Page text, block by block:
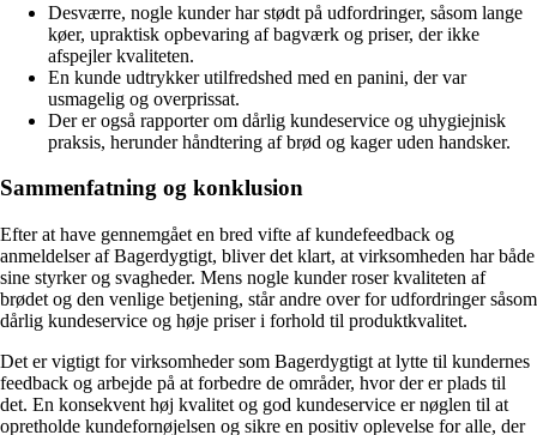
Desværre, nogle kunder har stødt på udfordringer, såsom lange
køer, upraktisk opbevaring af bagværk og priser, der ikke
afspejler kvaliteten.
En kunde udtrykker utilfredshed med en panini, der var
usmagelig og overprissat.
Der er også rapporter om dårlig kundeservice og uhygiejnisk
praksis, herunder håndtering af brød og kager uden handsker.
Sammenfatning og konklusion
Efter at have gennemgået en bred vifte af kundefeedback og
anmeldelser af Bagerdygtigt, bliver det klart, at virksomheden har både
sine styrker og svagheder. Mens nogle kunder roser kvaliteten af
brødet og den venlige betjening, står andre over for udfordringer såsom
dårlig kundeservice og høje priser i forhold til produktkvalitet.
Det er vigtigt for virksomheder som Bagerdygtigt at lytte til kundernes
feedback og arbejde på at forbedre de områder, hvor der er plads til
det. En konsekvent høj kvalitet og god kundeservice er nøglen til at
opretholde kundefornøjelsen og sikre en positiv oplevelse for alle, der